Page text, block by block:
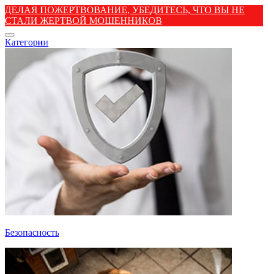
ДЕЛАЯ ПОЖЕРТВОВАНИЕ, УБЕДИТЕСЬ, ЧТО ВЫ НЕ
СТАЛИ ЖЕРТВОЙ МОШЕННИКОВ
Категории
Безопасность